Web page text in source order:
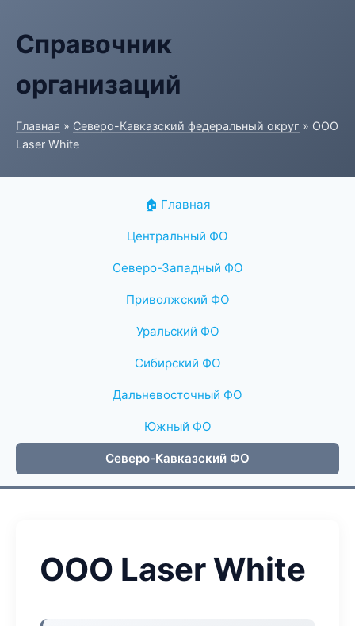
Справочник
организаций
Главная » Северо-Кавказский федеральный округ » ООО
Laser White
🏠 Главная
Центральный ФО
Северо-Западный ФО
Приволжский ФО
Уральский ФО
Сибирский ФО
Дальневосточный ФО
Южный ФО
Северо-Кавказский ФО
ООО Laser White